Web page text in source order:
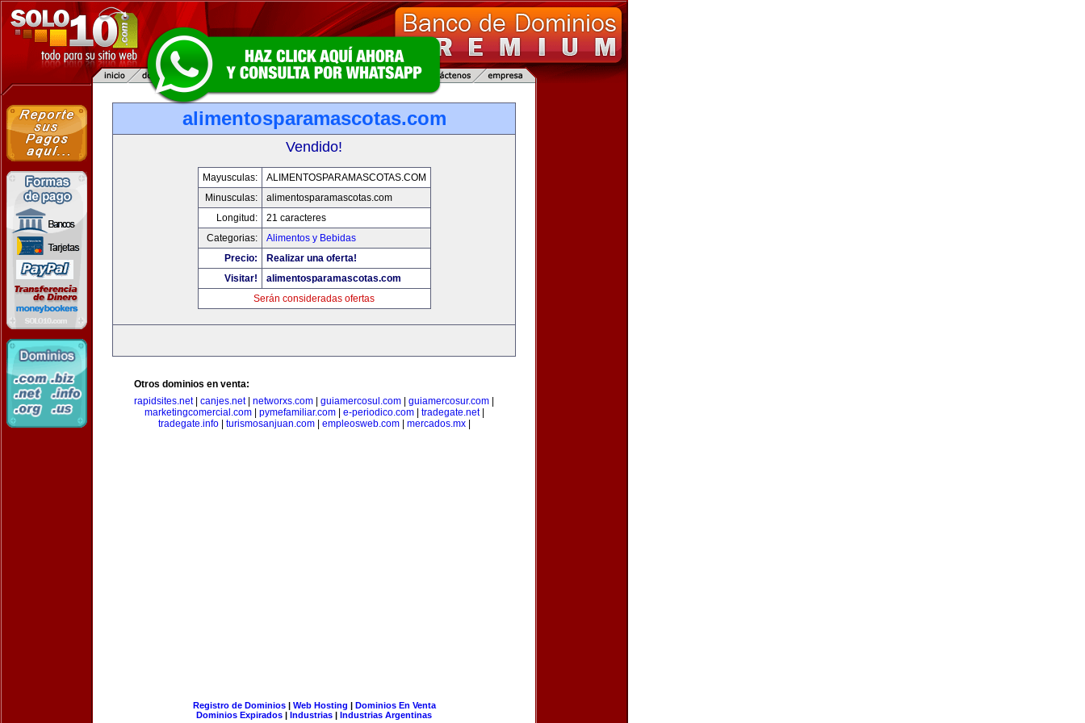
alimentosparamascotas.com
Vendido!
Mayusculas:
ALIMENTOSPARAMASCOTAS.COM
Minusculas:
alimentosparamascotas.com
Longitud:
21 caracteres
Categorias:
Alimentos y Bebidas
Precio:
Realizar una oferta!
Visitar!
alimentosparamascotas.com
Serán consideradas ofertas
Otros dominios en venta:
rapidsites.net| canjes.net| networxs.com guiamercosul.com guiamercosur.com
marketingcomercial.com| pymefamiliar.com| e-periodico.com| tradegate.net|
tradegate.info| turismosanjuan.com| empleosweb.com| mercados.mx|
Registro de Dominios| Web Hosting | Dominios En Venta
Dominios Expirados | Industrias | Industrias Argentinas